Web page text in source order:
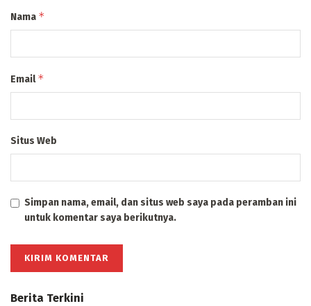
Nama *
Email*
Situs Web
Simpan nama, email, dan situs web saya pada peramban ini
untuk komentar saya berikutnya.
Berita Terkini